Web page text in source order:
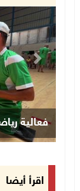
فعالية
Next
اقرأ أيضا